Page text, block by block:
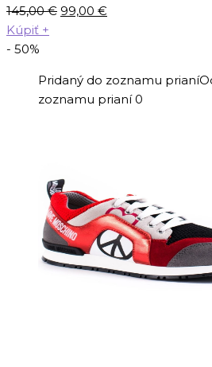
145,00€ Pôvodná
99,00 €
Kúpiť +
- 50%
Pridaný do zoznamu prianí
zoznamu prianí 0